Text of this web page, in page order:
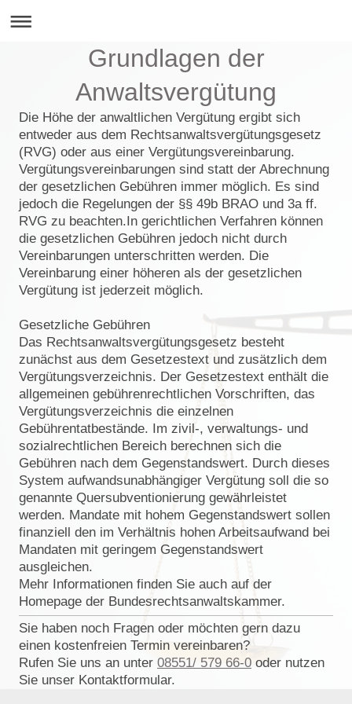
Grundlagen der
Anwaltsvergütung
Die Höhe der anwaltlichen Vergütung ergibt sich
entweder aus dem Rechtsanwaltsvergütungsgesetz
(RVG) oder aus einer Vergütungsvereinbarung.
Vergütungsvereinbarungen sind statt der Abrechnung
der gesetzlichen Gebühren immer möglich. Es sind
jedoch die Regelungen der §§ 49b BRAO und 3a ff.
RVG zu beachten.In gerichtlichen Verfahren können
die gesetzlichen Gebühren jedoch nicht durch
Vereinbarungen unterschritten werden. Die
Vereinbarung einer höheren als der gesetzlichen
Vergütung ist jederzeit möglich.
Gesetzliche Gebühren
Das Rechtsanwaltsvergütungsgesetz besteht
zunächst aus dem Gesetzestext und zusätzlich dem
Vergütungsverzeichnis. Der Gesetzestext enthält die
allgemeinen gebührenrechtlichen Vorschriften, das
Vergütungsverzeichnis die einzelnen
Gebührentatbestände. Im zivil-, verwaltungs- und
sozialrechtlichen Bereich berechnen sich die
Gebühren nach dem Gegenstandswert. Durch dieses
System aufwandsunabhängiger Vergütung soll die so
genannte Quersubventionierung gewährleistet
werden. Mandate mit hohem Gegenstandswert sollen
finanziell den im Verhältnis hohen Arbeitsaufwand bei
Mandaten mit geringem Gegenstandswert
ausgleichen.
Mehr Informationen finden Sie auch auf der
Homepage der Bundesrechtsanwaltskammer.
Sie haben noch Fragen oder möchten gern dazu
einen kostenfreien Termin vereinbaren?
Rufen Sie uns an unter 08551/ 579 66-0 oder nutzen
Sie unser Kontaktformular.